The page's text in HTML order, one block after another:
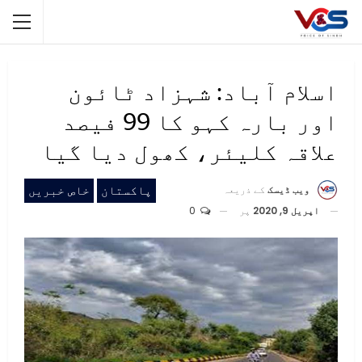
اسلام آباد: شہزاد ٹائون
اور بارہ کہو کا 99 فیصد
علاقہ کلیئر، کھول دیا گیا
پاکستان خاص خبریں ویب ڈیسک کے ذریعہ
اپریل 9, 2020
پر